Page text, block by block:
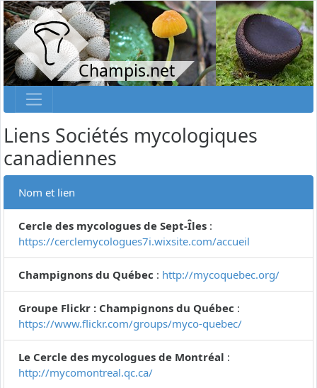
Champis.net
Liens Sociétés mycologiques
canadiennes
Nom et lien
Cercle des mycologues de Sept-Îles :
https://cerclemycologues7i.wixsite.com/accueil
Champignons du Québec : http://mycoquebec.org/
Groupe Flickr : Champignons du Québec :
https://www.flickr.com/groups/myco-quebec/
Le Cercle des mycologues de Montréal :
http://mycomontreal.qc.ca/